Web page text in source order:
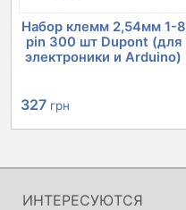
Набор клемм 2,54мм 1-8
pin 300 шт Dupont (для
электроники и Arduino)
Первоначальная
цена
составляла
366 грн.
327 грн
цена:
327 грн.
ИНТЕРЕСУЮТСЯ